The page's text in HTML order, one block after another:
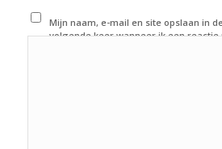
Mijn naam, e-mail en site opslaan in
volgende keer wanneer ik een reactie